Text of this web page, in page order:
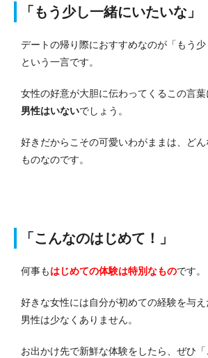
「もう少し一緒にいたいな」
デートの帰り際におすすめなのが「もう少
という一言です。
女性の好意が大胆に伝わってくるこの言葉
男性はいないでしょう。
好きだからこその可愛いわがままは、ど
ものなのです。
「こんなのはじめて！」
何事もはじめての体験は特別なものです。
好きな女性には自分が初めての経験を与
男性は少なくありません。
お出かけ先で新鮮な体験をしたら、ぜひ